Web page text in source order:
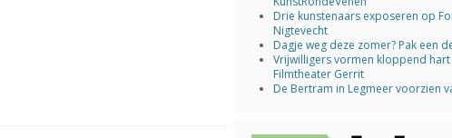
Drie kunstenaars exposeren op
Nigtevecht
Dagje weg deze zomer? Pak een
Vrijwilligers vormen kloppend hart
Filmtheater Gerrit
De Bertram in Legmeer voorzien